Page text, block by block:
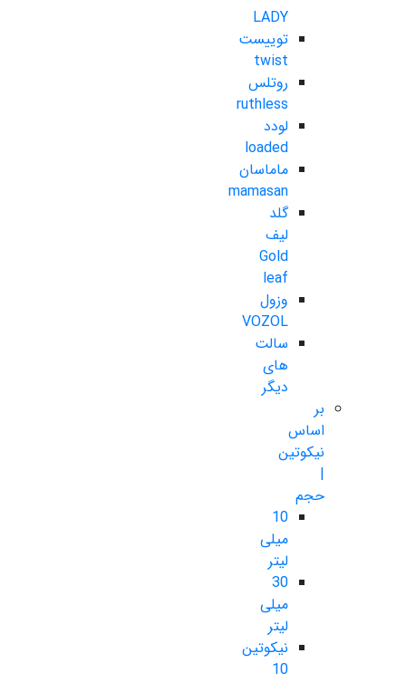
LADY
توییست
twist
روتلس
ruthless
لودد
loaded
ماماسان
mamasan
گلد
لیف
Gold
leaf
وزول
VOZOL
سالت
های
دیگر
بر
اساس
نیکوتین
|
حجم
10
میلی
لیتر
30
میلی
لیتر
نیکوتین
10